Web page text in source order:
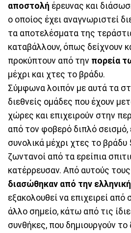
αποστολή έρευνας και
ο οποίος έχει αναγνωριστεί
τα αποτελέσματα της
καταβάλλουν, όπως δείχνουν
προκύπτουν από την πορεία
μέχρι και χτες το βράδυ.
Σύμφωνα λοιπόν με αυτά τα
διεθνείς ομάδες που έχουν
χώρες και επιχειρούν στην
από τον φοβερό διπλό σεισμό,
συνολικά μέχρι χτες το
ζωντανοί από τα ερείπια
κατέρρευσαν. Από αυτούς τους
διασώθηκαν από την
εξακολουθεί να επιχειρεί
άλλο σημείο, κάτω από τις
συνθήκες, που δημιουργούν το